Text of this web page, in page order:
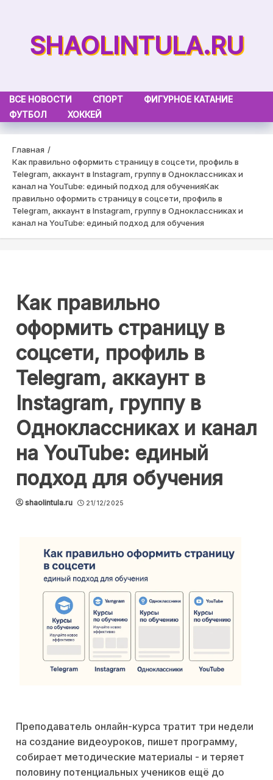
contentSHAOLINTULA.RU
ВСЕ НОВОСТИ СПОРТ
ФИГУРНОЕ КАТАНИЕ
ФУТБОЛ
ХОККЕЙ
Главная
Как правильно оформить страницу в соцсети, профиль в
Telegram, аккаунт в Instagram, группу в Одноклассниках и
канал на YouTube: единый подход для обученияКак
правильно оформить страницу в соцсети, профиль в
Telegram, аккаунт в Instagram, группу в Одноклассниках и
канал на YouTube: единый подход для обучения
Как правильно
оформить страницу в
соцсети, профиль в
Telegram, аккаунт в
Instagram, группу в
Одноклассниках и канал
на YouTube: единый
подход для обучения
shaolintula.ru 21/12/2025
Преподаватель онлайн-курса тратит три недели
на создание видеоуроков, пишет программу,
собирает методические материалы - и теряет
половину потенциальных учеников ещё до